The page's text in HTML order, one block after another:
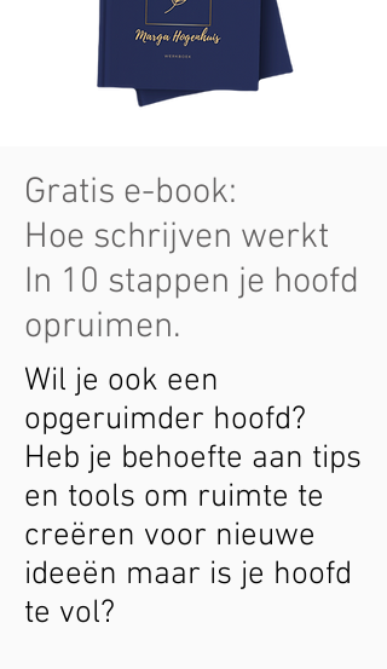
Gratis e-book:
Hoe schrijven werkt
In 10 stappen je hoofd
opruimen.
Wil je ook een
opgeruimder hoofd?
Heb je behoefte aan tips
en tools om ruimte te
creëren voor nieuwe
ideeën maar is je hoofd
te vol?